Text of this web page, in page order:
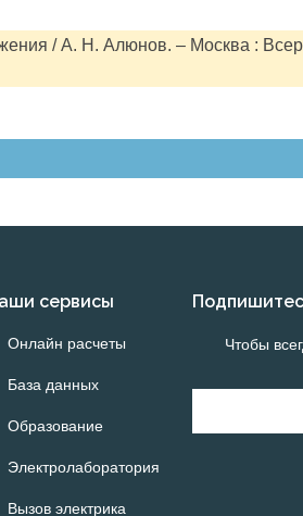
/ А. Н. Алюнов. – Москва :
сервисы
Онлайн расчеты
База данных
Образование
Электролаборатория
Вызов электрика
Чтобы